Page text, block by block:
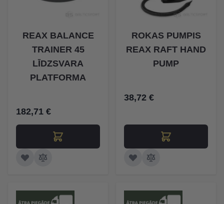
REAX BALANCE
TRAINER 45
LĪDZSVARA
PLATFORMA
182,71 €
ROKAS PUMPIS
REAX RAFT HAND
PUMP
38,72 €